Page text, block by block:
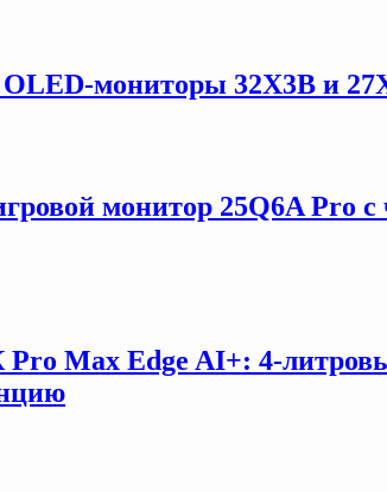
мониторы 32X3B и
монитор 25Q6A Pro
Max Edge AI+: 4-